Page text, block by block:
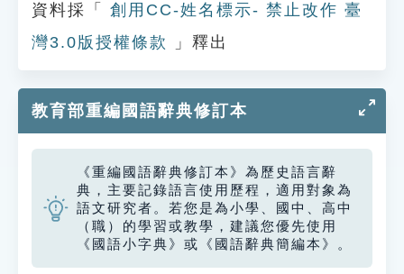
資料採「
創用CC-姓名標示- 禁止改作 臺
灣3.0版授權條款
」釋出
教育部重編國語辭典修訂本
《重編國語辭典修訂本》為歷史語言辭
典，主要記錄語言使用歷程，適用對象為
語文研究者。若您是為小學、國中、高中
（職）的學習或教學，建議您優先使用
《國語小字典》或《國語辭典簡編本》。